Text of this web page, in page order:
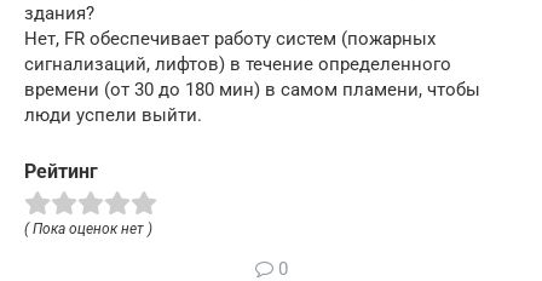
здания?
Нет, FR обеспечивает работу систем (пожарных
сигнализаций, лифтов) в течение определенного
времени (от 30 до 180 мин) в самом пламени, чтобы
люди успели выйти.
Рейтинг
( Пока оценок нет )
0